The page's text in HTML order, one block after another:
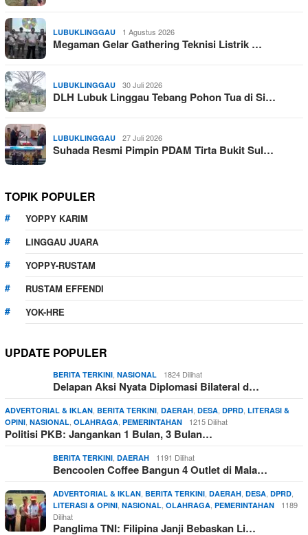
LUBUKLINGGAU 1 Agustus 2026
Megaman Gelar Gathering Teknisi Listrik …
LUBUKLINGGAU 30 Juli 2026
DLH Lubuk Linggau Tebang Pohon Tua di Si…
LUBUKLINGGAU 27 Juli 2026
Suhada Resmi Pimpin PDAM Tirta Bukit Sul…
TOPIK POPULER
YOPPY KARIM
LINGGAU JUARA
YOPPY-RUSTAM
RUSTAM EFFENDI
YOK-HRE
UPDATE POPULER
BERITA TERKINI NASIONAL 1824 Dilihat
Delapan Aksi Nyata Diplomasi Bilateral d…
ADVERTORIAL & IKLAN BERITA TERKINI DAERAH DESA DPRD LITERASI &
OPINI NASIONAL OLAHRAGA PEMERINTAHAN 1215 Dilihat
Politisi PKB: Jangankan 1 Bulan, 3 Bulan…
BERITA TERKINI DAERAH 1191 Dilihat
Bencoolen Coffee Bangun 4 Outlet di Mala…
ADVERTORIAL & IKLAN BERITA TERKINI DAERAH DESA DPRD
LITERASI & OPINI NASIONAL OLAHRAGA PEMERINTAHAN
1189
Dilihat
Panglima TNI: Filipina Janji Bebaskan Li…